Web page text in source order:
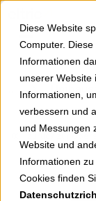
Diese Website
Computer.
Informationen
unserer Website
Informationen,
verbessern und
und Messungen
Website und
Informationen
Cookies finden
Springe zu
zurück zur